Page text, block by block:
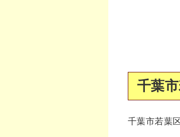
千葉
千葉市若葉